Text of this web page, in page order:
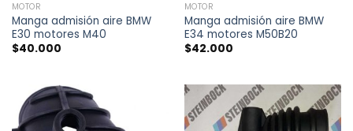
MOTOR
Manga admisión aire BMW
E30 motores M40
$40.000
MOTOR
Manga admisión aire BMW
E34 motores M50B20
$42.000